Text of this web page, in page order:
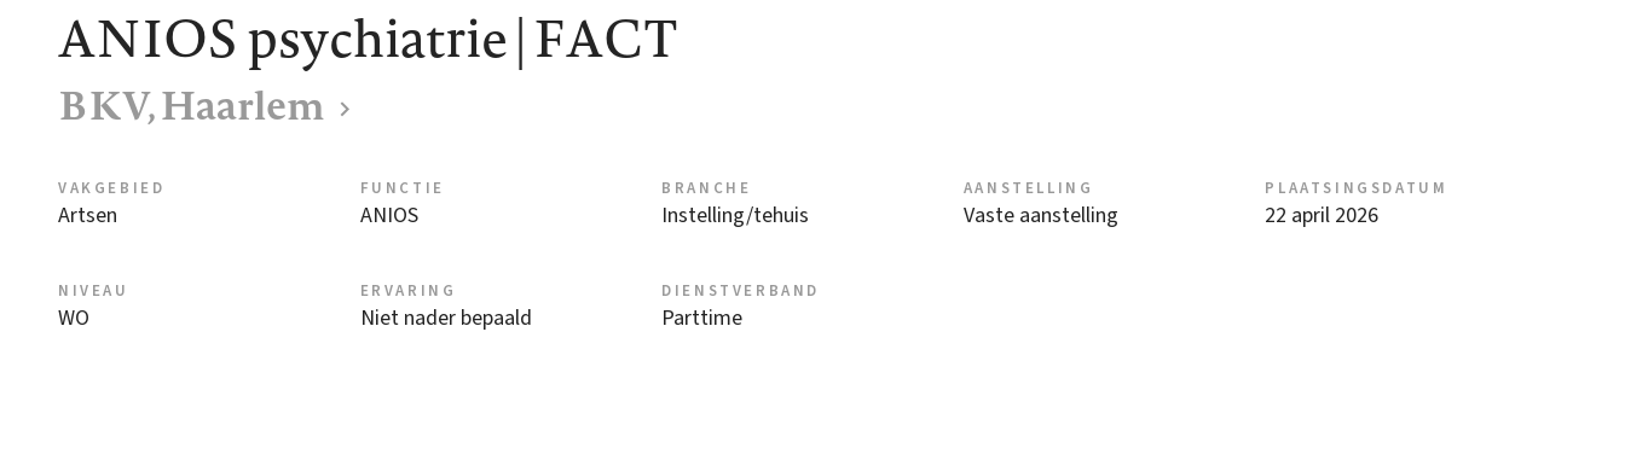
ANIOS psychiatrie | FACT
BKV, Haarlem
VAKGEBIED
Artsen
FUNCTIE
ANIOS
BRANCHE
Instelling/tehuis
AANSTELLING
Vaste aanstelling
PLAATSINGSDATUM
22 april 2026
NIVEAU
WO
ERVARING
Niet nader bepaald
DIENSTVERBAND
Parttime